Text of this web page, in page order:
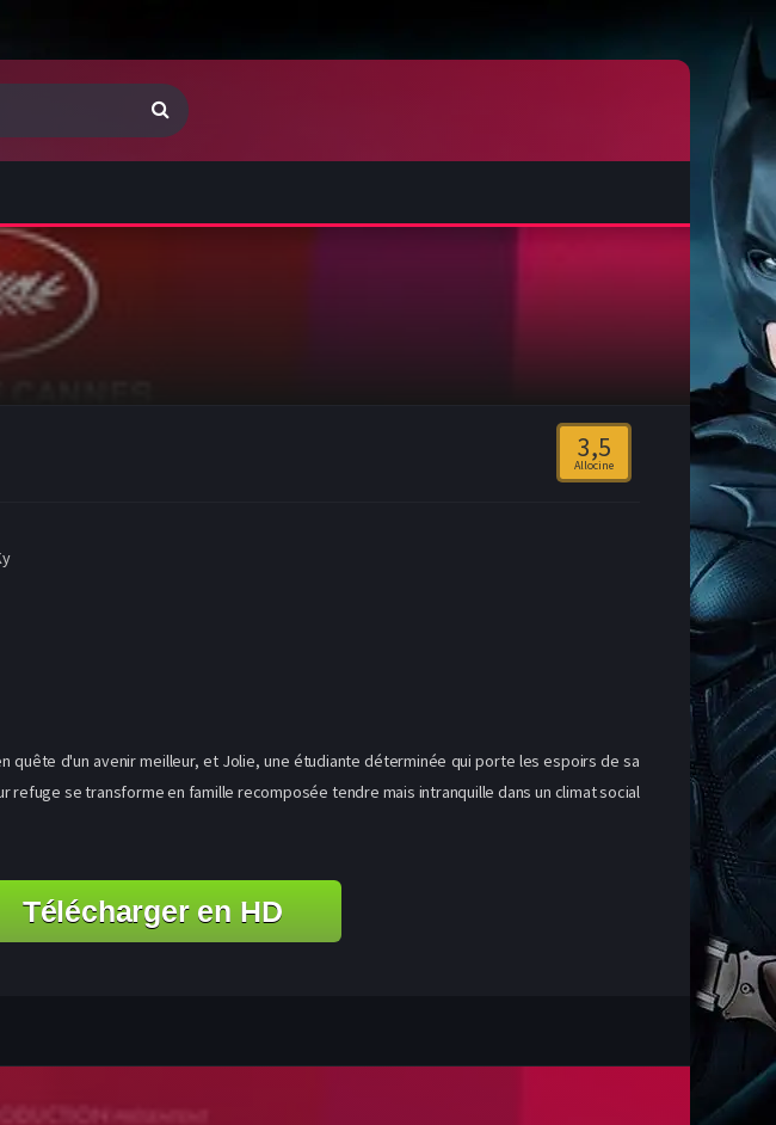
3,5
Allocine
quête d'un avenir meilleur, et Jolie, une étudiante déterminée qui porte les espoirs de sa
se transforme en famille recomposée tendre mais intranquille dans un climat social
Télécharger en HD